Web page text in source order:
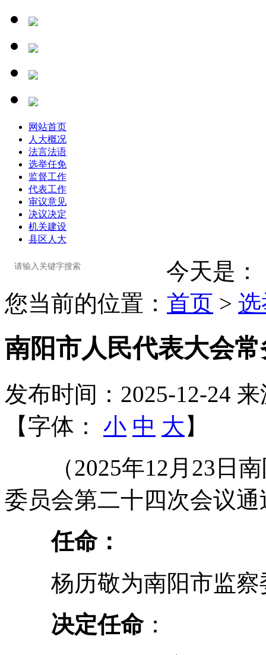
网站首页
人大概况
法言法语
选举任免
监督工作
代表工作
审议意见
决议决定
机关建设
县区人大
今天是：
您当前的位置： 首页 >
南阳市人民代表大会
发布时间：2025-12-24 来
【字体： 小 中 大 】
（2025年12月23日南
委员会第二十四次会议通
任命：
杨历敬为南阳市监察
决定任命：